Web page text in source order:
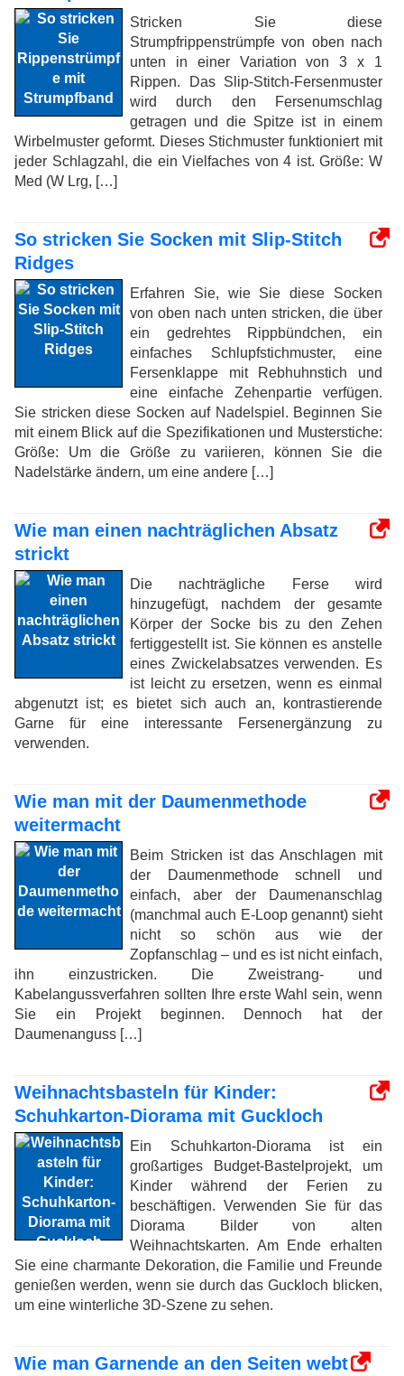
Stricken Sie diese
Strumpfrippenstrümpfe von oben nach
unten in einer Variation von 3 x 1
Rippen. Das Slip-Stitch-Fersenmuster
wird durch den Fersenumschlag
getragen und die Spitze ist in einem
Wirbelmuster geformt. Dieses Stichmuster funktioniert mit
jeder Schlagzahl, die ein Vielfaches von 4 ist. Größe: W
Med (W Lrg, […]
So stricken Sie Socken mit Slip-Stitch
Ridges
Erfahren Sie, wie Sie diese Socken
von oben nach unten stricken, die über
ein gedrehtes Rippbündchen, ein
einfaches Schlupfstichmuster, eine
Fersenklappe mit Rebhuhnstich und
eine einfache Zehenpartie verfügen.
Sie stricken diese Socken auf Nadelspiel. Beginnen Sie
mit einem Blick auf die Spezifikationen und Musterstiche:
Größe: Um die Größe zu variieren, können Sie die
Nadelstärke ändern, um eine andere […]
Wie man einen nachträglichen Absatz
strickt
Die nachträgliche Ferse wird
hinzugefügt, nachdem der gesamte
Körper der Socke bis zu den Zehen
fertiggestellt ist. Sie können es anstelle
eines Zwickelabsatzes verwenden. Es
ist leicht zu ersetzen, wenn es einmal
abgenutzt ist; es bietet sich auch an, kontrastierende
Garne für eine interessante Fersenergänzung zu
verwenden.
Wie man mit der Daumenmethode
weitermacht
Beim Stricken ist das Anschlagen mit
der Daumenmethode schnell und
einfach, aber der Daumenanschlag
(manchmal auch E-Loop genannt) sieht
nicht so schön aus wie der
Zopfanschlag – und es ist nicht einfach,
ihn einzustricken. Die Zweistrang- und
Kabelangussverfahren sollten Ihre erste Wahl sein, wenn
Sie ein Projekt beginnen. Dennoch hat der
Daumenanguss […]
Weihnachtsbasteln für Kinder:
Schuhkarton-Diorama mit Guckloch
Ein Schuhkarton-Diorama ist ein
großartiges Budget-Bastelprojekt, um
Kinder während der Ferien zu
beschäftigen. Verwenden Sie für das
Diorama Bilder von alten
Weihnachtskarten. Am Ende erhalten
Sie eine charmante Dekoration, die Familie und Freunde
genießen werden, wenn sie durch das Guckloch blicken,
um eine winterliche 3D-Szene zu sehen.
Wie man Garnende an den Seiten webt